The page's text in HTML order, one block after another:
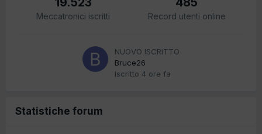
Meccatronici iscritti Record utenti online
NUOVO ISCRITTO
Bruce26
Iscritto 4 ore fa
Statistiche forum